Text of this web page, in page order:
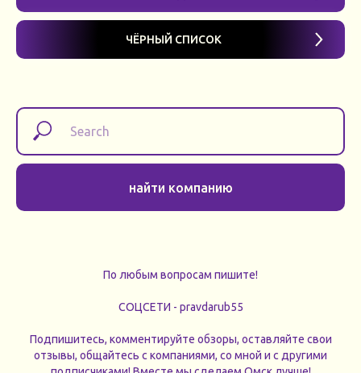
ЧЁРНЫЙ СПИСОК
найти компанию
По любым вопросам пишите!
СОЦСЕТИ - pravdarub55
Подпишитесь, комментируйте обзоры, оставляйте свои
отзывы, общайтесь с компаниями, со мной и с другими